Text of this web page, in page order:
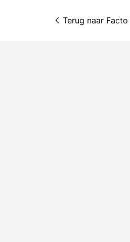
Terug naar Facto